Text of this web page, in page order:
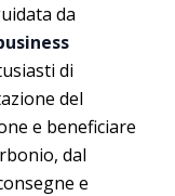
da
di
del
e beneficiare
dal
e